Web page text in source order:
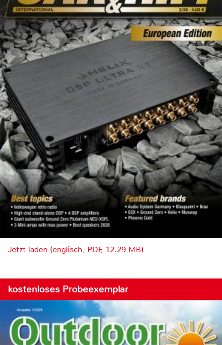
Jetzt laden (englisch, PDF, 12.29 MB)
kostenloses Probeexemplar